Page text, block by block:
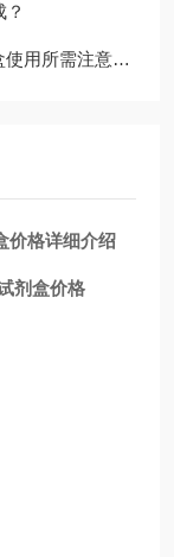
需注意的事项
价格详细介绍
剂盒价格